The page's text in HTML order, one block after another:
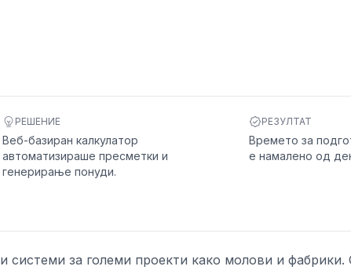
РЕШЕНИЕ
Веб-базиран калкулатор
автоматизираше пресметки и
генерирање понуди.
РЕЗУЛТАТ
Времето за
е намалено од
системи за големи проекти како молови и фабрики.